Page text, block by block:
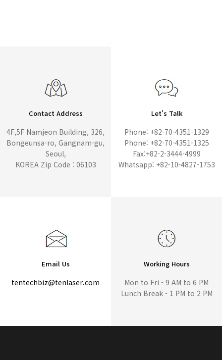
Contact Address
4F,5F Namjeon Building, 326,
Bongeunsa-ro, Gangnam-gu,
Seoul,
KOREA Zip Code : 06103
Let's Talk
Phone: +82-70-4351-1329
Phone: +82-70-4351-1325
Fax:+82-2-3444-4999
Whatsapp: +82-10-4827-1753
Email Us
tentechbiz@tenlaser.com
Working Hours
Mon to Fri - 9 AM to 6 PM
Lunch Break - 1 PM to 2 PM